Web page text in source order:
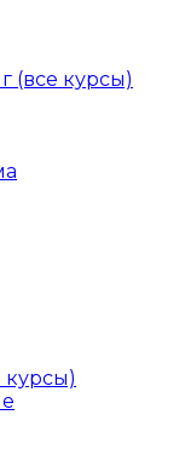
(все курсы)
курсы)